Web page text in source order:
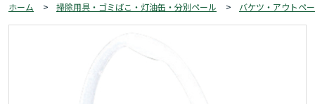
ホーム > 掃除用具・ゴミばこ・灯油缶・分別ペール > バケツ・アウトペ